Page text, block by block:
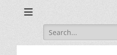
Search
for: